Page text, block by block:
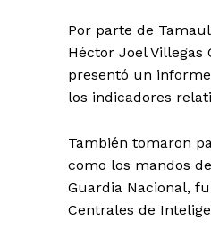
Por parte de
Héctor Joel Villegas
presentó un
los indicadores
También tomaron
como los mandos
Guardia Nacional,
Centrales de